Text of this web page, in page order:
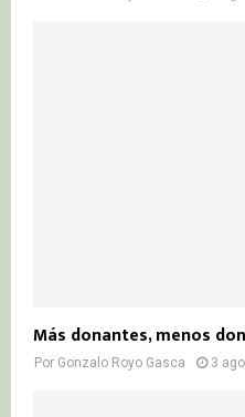
Más donantes, menos
Por Gonzalo Royo Gasca 3